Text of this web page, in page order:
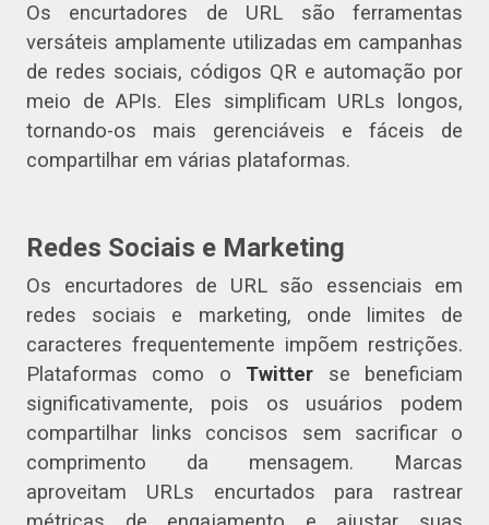
Os encurtadores de URL são ferramentas
versáteis amplamente utilizadas em campanhas
de redes sociais, códigos QR e automação por
meio de APIs. Eles simplificam URLs longos,
tornando-os mais gerenciáveis e fáceis de
compartilhar em várias plataformas.
Redes Sociais e Marketing
Os encurtadores de URL são essenciais em
redes sociais e marketing, onde limites de
caracteres frequentemente impõem restrições.
Plataformas como o Twitter se beneficiam
significativamente, pois os usuários podem
compartilhar links concisos sem sacrificar o
comprimento da mensagem. Marcas
aproveitam URLs encurtados para rastrear